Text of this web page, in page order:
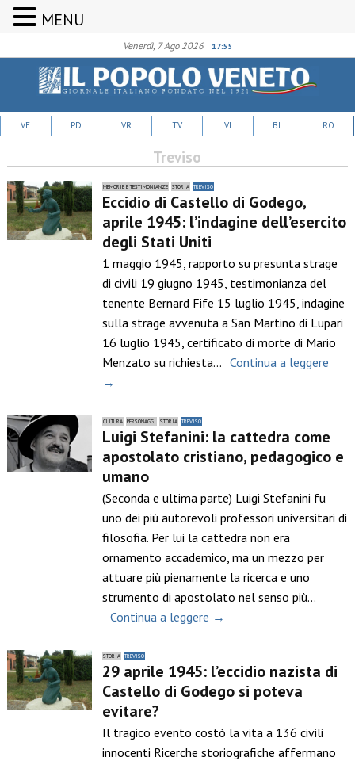
Venerdì, 7 Ago 2026 17:55
VE PD VR TV VI BL RO
Treviso
MEMORIE E TESTIMONIANZE STORIA TREVISO
Eccidio di Castello di Godego,
aprile 1945: l’indagine dell’esercito
degli Stati Uniti
1 maggio 1945, rapporto su presunta strage
di civili 19 giugno 1945, testimonianza del
tenente Bernard Fife 15 luglio 1945, indagine
sulla strage avvenuta a San Martino di Lupari
16 luglio 1945, certificato di morte di Mario
Menzato su richiesta… Continua a leggere
→
CULTURA PERSONAGGI STORIA TREVISO
Luigi Stefanini: la cattedra come
apostolato cristiano, pedagogico e
umano
(Seconda e ultima parte) Luigi Stefanini fu
uno dei più autorevoli professori universitari di
filosofia. Per lui la cattedra non era
ornamento accademico, ma un mezzo per
attuare più pienamente la ricerca e uno
strumento di apostolato nel senso più…
Continua a leggere →
STORIA TREVISO
29 aprile 1945: l’eccidio nazista di
Castello di Godego si poteva
evitare?
Il tragico evento costò la vita a 136 civili
innocenti Ricerche storiografiche affermano
MENU